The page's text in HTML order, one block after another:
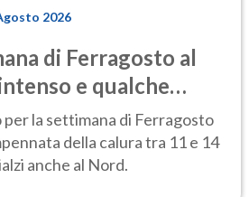
2026
di Ferragosto al
e qualche
la settimana di Ferragosto
della calura tra 11 e 14
anche al Nord.